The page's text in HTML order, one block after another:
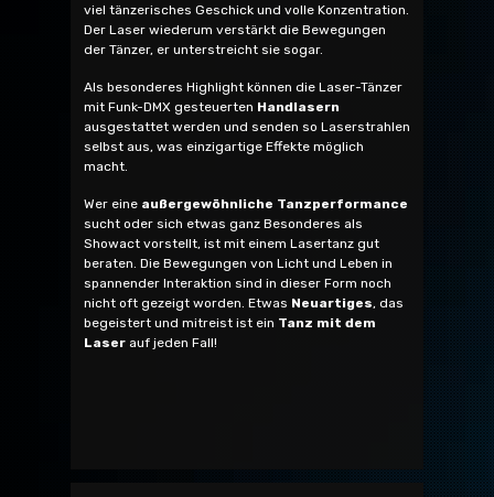
viel tänzerisches Geschick und volle Konzentration.
Der Laser wiederum verstärkt die Bewegungen
der Tänzer, er unterstreicht sie sogar.
Als besonderes Highlight können die Laser-Tänzer
mit Funk-DMX gesteuerten Handlasern
ausgestattet werden und senden so Laserstrahlen
selbst aus, was einzigartige Effekte möglich
macht.
Wer eine außergewöhnliche Tanzperformance
sucht oder sich etwas ganz Besonderes als
Showact vorstellt, ist mit einem Lasertanz gut
beraten. Die Bewegungen von Licht und Leben in
spannender Interaktion sind in dieser Form noch
nicht oft gezeigt worden. Etwas Neuartiges, das
begeistert und mitreist ist ein Tanz mit dem
Laser auf jeden Fall!